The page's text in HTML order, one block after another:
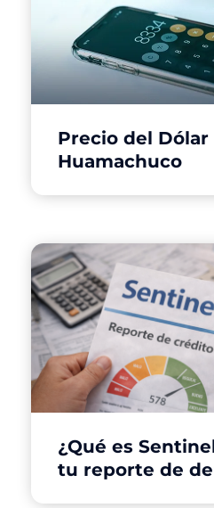
Precio del Dólar
Huamachuco
¿Qué es
tu reporte de